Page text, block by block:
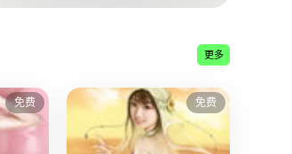
该美工上传了小说封面素材图 素材ID:44941
小说封面素材图 素材ID:10813
该美工上传了
小说封面素材图 素材ID:10812
该美工上传了
小说封面素材图 素材ID:10810
小说封面素材图 素材ID:10808
更多
免费 免费